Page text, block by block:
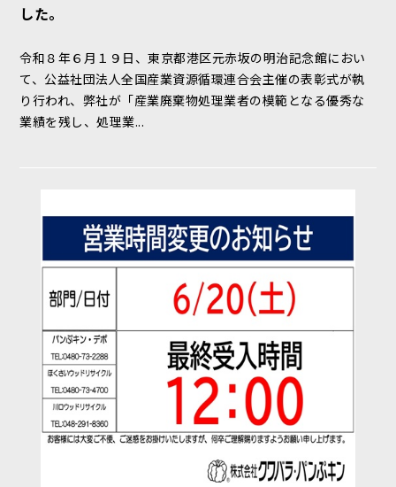
した。
令和８年６月１９日、東京都港区元赤坂の明治記念館におい
て、公益社団法人全国産業資源循環連合会主催の表彰式が執
り行われ、弊社が「産業廃棄物処理業者の模範となる優秀な
業績を残し、処理業...